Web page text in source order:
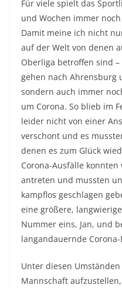
Für viele spielt das
und Wochen immer
Damit meine ich nicht
auf der Welt von denen
Oberliga betroffen sind
gehen nach Ahrensburg
sondern auch immer
um Corona. So blieb im
leider nicht von einer
verschont und es
denen es zum Glück
Corona-Ausfälle
antreten und mussten
kampflos geschlagen
eine größere,
Nummer eins, Jan, und
langandauernde
Unter diesen
Mannschaft